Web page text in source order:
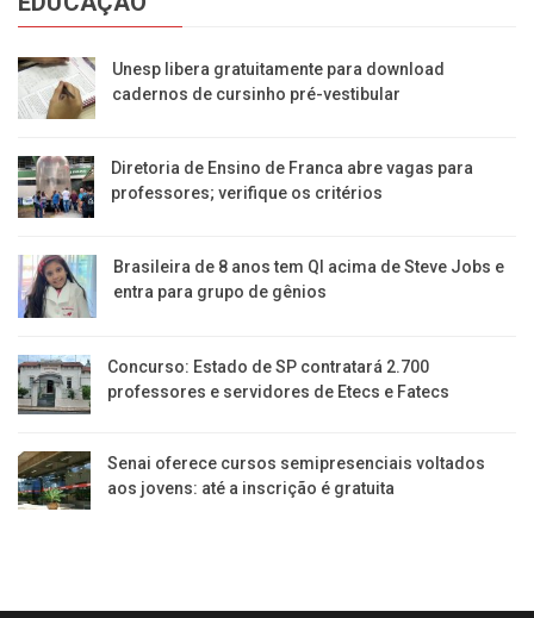
Unesp libera gratuitamente para download
cadernos de cursinho pré-vestibular
Diretoria de Ensino de Franca abre vagas para
professores; verifique os critérios
Brasileira de 8 anos tem QI acima de Steve Jobs e
entra para grupo de gênios
Concurso: Estado de SP contratará 2.700
professores e servidores de Etecs e Fatecs
Senai oferece cursos semipresenciais voltados
aos jovens: até a inscrição é gratuita